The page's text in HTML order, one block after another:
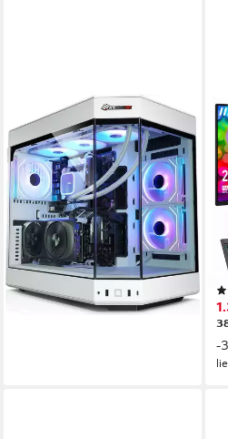
KIEBEL
Poseidon Ultra Gaming-PC
RTX 5090 32 GB Grafikkarte
2000 GB Speicherkapazität
7.399,00 €
214,81 €mtl. in 48 Raten
lieferbar - in 5-6 Werktagen bei dir
-